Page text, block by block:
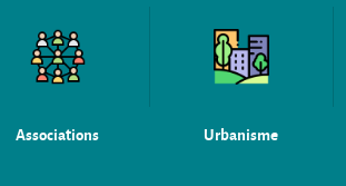
Associations Urbanisme